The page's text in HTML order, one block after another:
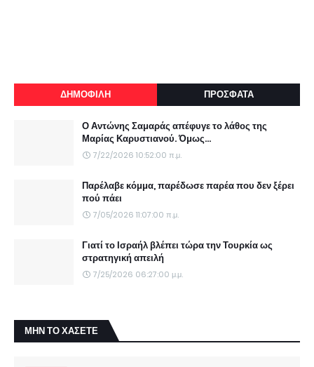
ΔΗΜΟΦΙΛΗ ΠΡΟΣΦΑΤΑ
Ο Αντώνης Σαμαράς απέφυγε το λάθος της
Μαρίας Καρυστιανού. Όμως...
7/22/2026 10:52:00 π.μ.
Παρέλαβε κόμμα, παρέδωσε παρέα που δεν ξέρει
πού πάει
7/05/2026 11:07:00 π.μ.
Γιατί το Ισραήλ βλέπει τώρα την Τουρκία ως
στρατηγική απειλή
7/25/2026 06:27:00 μ.μ.
ΜΗΝ ΤΟ ΧΑΣΕΤΕ